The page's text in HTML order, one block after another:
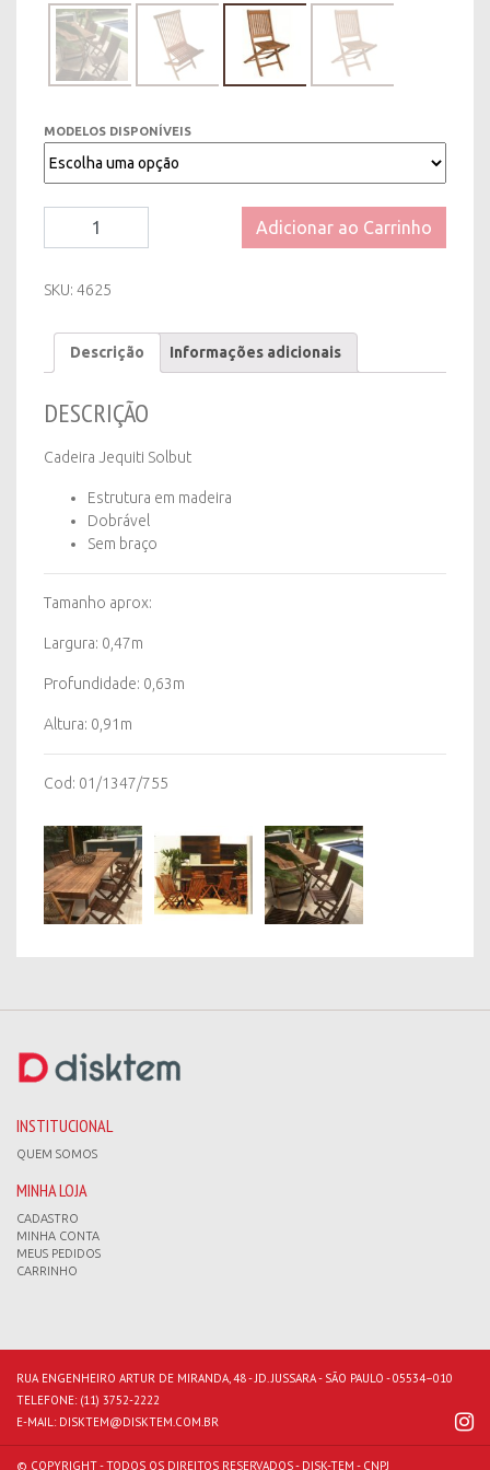
MODELOS DISPONÍVEIS
quantity
Adicionar ao Carrinho
SKU: 4625
Descrição Informações adicionais
DESCRIÇÃO
Cadeira Jequiti Solbut
Estrutura em madeira
Dobrável
Sem braço
Tamanho aprox:
Largura: 0,47m
Profundidade: 0,63m
Altura: 0,91m
Cod: 01/1347/755
INSTITUCIONAL
QUEM SOMOS
MINHA LOJA
CADASTRO
MINHA CONTA
MEUS PEDIDOS
CARRINHO
RUA ENGENHEIRO ARTUR DE MIRANDA, 48 - JD. JUSSARA - SÃO PAULO - 05534–010
TELEFONE: (11) 3752-2222
E-MAIL: DISKTEM@DISKTEM.COM.BR
© COPYRIGHT - TODOS OS DIREITOS RESERVADOS - DISK-TEM - CNPJ